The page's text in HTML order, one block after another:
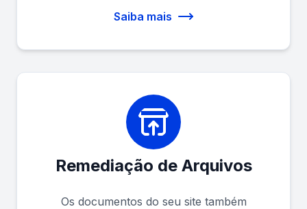
Saiba mais
Remediação de Arquivos
Os documentos do seu site também